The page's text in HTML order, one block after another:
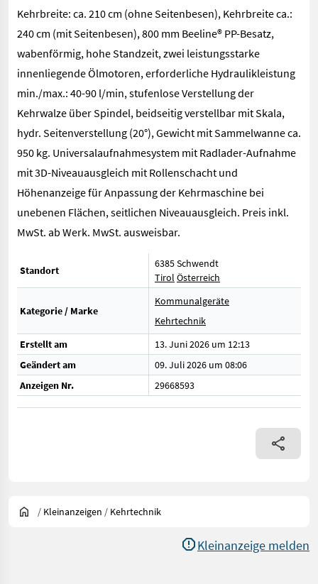
Kehrbreite: ca. 210 cm (ohne Seitenbesen), Kehrbreite ca.:
240 cm (mit Seitenbesen), 800 mm Beeline® PP-Besatz,
wabenförmig, hohe Standzeit, zwei leistungsstarke
innenliegende Ölmotoren, erforderliche Hydraulikleistung
min./max.: 40-90 l/min, stufenlose Verstellung der
Kehrwalze über Spindel, beidseitig verstellbar mit Skala,
hydr. Seitenverstellung (20°), Gewicht mit Sammelwanne ca.
950 kg. Universalaufnahmesystem mit Radlader-Aufnahme
mit 3D-Niveauausgleich mit Rollenschacht und
Höhenanzeige für Anpassung der Kehrmaschine bei
unebenen Flächen, seitlichen Niveauausgleich. Preis inkl.
MwSt. ab Werk. MwSt. ausweisbar.
Standort
6385 Schwendt
Tirol Österreich
Kategorie / Marke
Kommunalgeräte
Kehrtechnik
Erstellt am
13. Juni 2026 um 12:13
Geändert am
09. Juli 2026 um 08:06
Anzeigen Nr.
29668593
/ Kleinanzeigen / Kehrtechnik
Kleinanzeige melden